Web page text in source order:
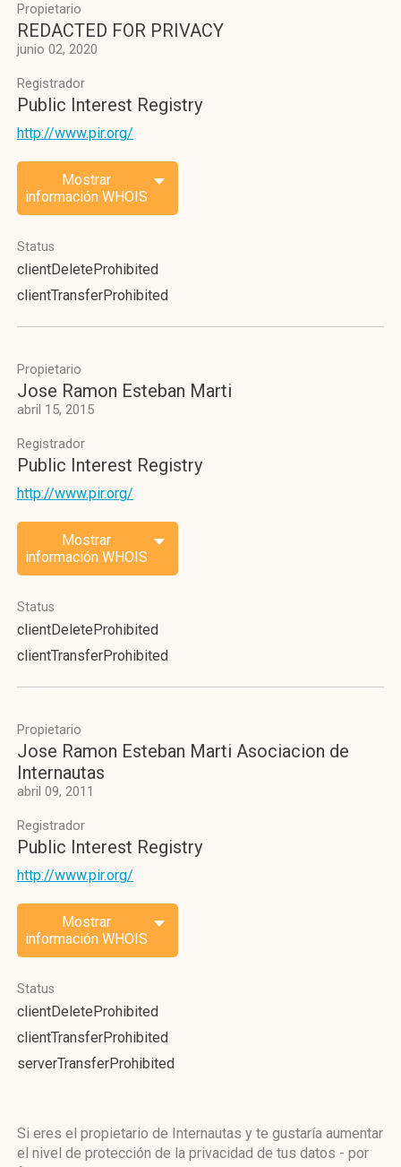
Propietario
REDACTED FOR PRIVACY
junio 02, 2020
Registrador
Public Interest Registry
http://www.pir.org/
Mostrar
información WHOIS
Status
clientDeleteProhibited
clientTransferProhibited
Propietario
Jose Ramon Esteban Marti
abril 15, 2015
Registrador
Public Interest Registry
http://www.pir.org/
Mostrar
información WHOIS
Status
clientDeleteProhibited
clientTransferProhibited
Propietario
Jose Ramon Esteban Marti Asociacion de
Internautas
abril 09, 2011
Registrador
Public Interest Registry
http://www.pir.org/
Mostrar
información WHOIS
Status
clientDeleteProhibited
clientTransferProhibited
serverTransferProhibited
Si eres el propietario de Internautas y te gustaría aumentar
el nivel de protección de la privacidad de tus datos - por